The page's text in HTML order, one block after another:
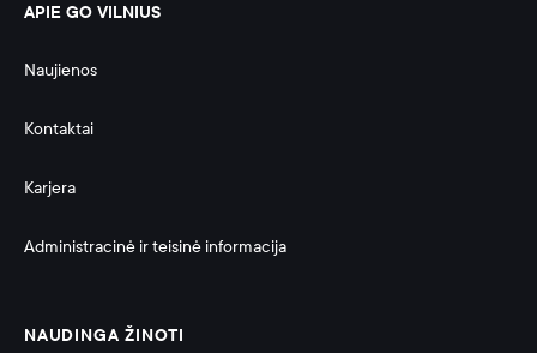
APIE GO VILNIUS
Naujienos
Kontaktai
Karjera
Administracinė ir teisinė informacija
NAUDINGA ŽINOTI